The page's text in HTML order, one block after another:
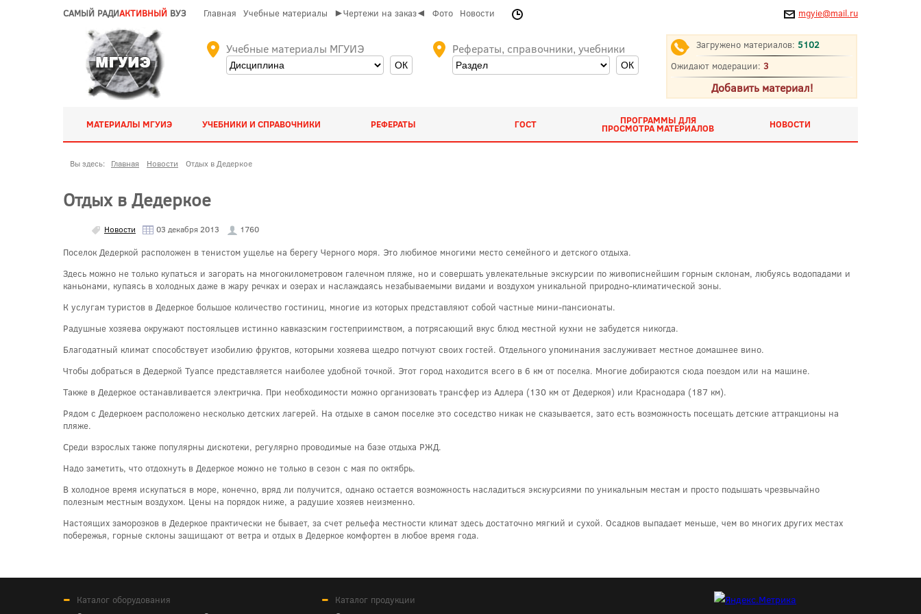
САМЫЙ РАДИАКТИВНЫЙ ВУЗ Главная Учебные материалы ►Чертежи на заказ◄ Фото Новости mgyie@mail.ru
Учебные материалы МГУИЭ Рефераты, справочники, учебники Загружено материалов: 5102
Ожидают модерации: 3
Добавить материал!
МАТЕРИАЛЫ МГУИЭ УЧЕБНИКИ И СПРАВОЧНИКИ РЕФЕРАТЫ ГОСТ ПРОГРАММЫ ДЛЯ
ПРОСМОТРА МАТЕРИАЛОВ НОВОСТИ
Вы здесь: Главная Новости Отдых в Дедеркое
Отдых в Дедеркое
Новости 03 декабря 2013 1760
Поселок Дедеркой расположен в тенистом ущелье на берегу Черного моря. Это любимое многими место семейного и детского отдыха.
Здесь можно не только купаться и загорать на многокилометровом галечном пляже, но и совершать увлекательные экскурсии по живописнейшим горным склонам, любуясь водопадами и
каньонами, купаясь в холодных даже в жару речках и озерах и наслаждаясь незабываемыми видами и воздухом уникальной природно-климатической зоны.
К услугам туристов в Дедеркое большое количество гостиниц, многие из которых представляют собой частные мини-пансионаты.
Радушные хозяева окружают постояльцев истинно кавказским гостеприимством, а потрясающий вкус блюд местной кухни не забудется никогда.
Благодатный климат способствует изобилию фруктов, которыми хозяева щедро потчуют своих гостей. Отдельного упоминания заслуживает местное домашнее вино.
Чтобы добраться в Дедеркой Туапсе представляется наиболее удобной точкой. Этот город находится всего в 6 км от поселка. Многие добираются сюда поездом или на машине.
Также в Дедеркое останавливается электричка. При необходимости можно организовать трансфер из Адлера (130 км от Дедеркоя) или Краснодара (187 км).
Рядом с Дедеркоем расположено несколько детских лагерей. На отдыхе в самом поселке это соседство никак не сказывается, зато есть возможность посещать детские аттракционы на
пляже.
Среди взрослых также популярны дискотеки, регулярно проводимые на базе отдыха РЖД.
Надо заметить, что отдохнуть в Дедеркое можно не только в сезон с мая по октябрь.
В холодное время искупаться в море, конечно, вряд ли получится, однако остается возможность насладиться экскурсиями по уникальным местам и просто подышать чрезвычайно
полезным местным воздухом. Цены на порядок ниже, а радушие хозяев неизменно.
Настоящих заморозков в Дедеркое практически не бывает, за счет рельефа местности климат здесь достаточно мягкий и сухой. Осадков выпадает меньше, чем во многих других местах
побережья, горные склоны защищают от ветра и отдых в Дедеркое комфортен в любое время года.
Каталог оборудования
Каталог продукции